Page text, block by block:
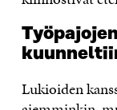
Lukioiden